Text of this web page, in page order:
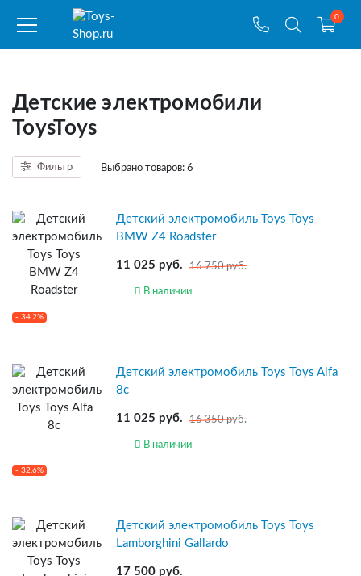
0
Детские электромобили
ToysToys
Фильтр Выбрано товаров: 6
- 34.2%
Детский электромобиль Toys Toys
BMW Z4 Roadster
11 025 руб. 16 750 руб.
В наличии
- 32.6%
Детский электромобиль Toys Toys Alfa
8c
11 025 руб. 16 350 руб.
В наличии
Детский электромобиль Toys Toys
Lamborghini Gallardo
17 500 руб.